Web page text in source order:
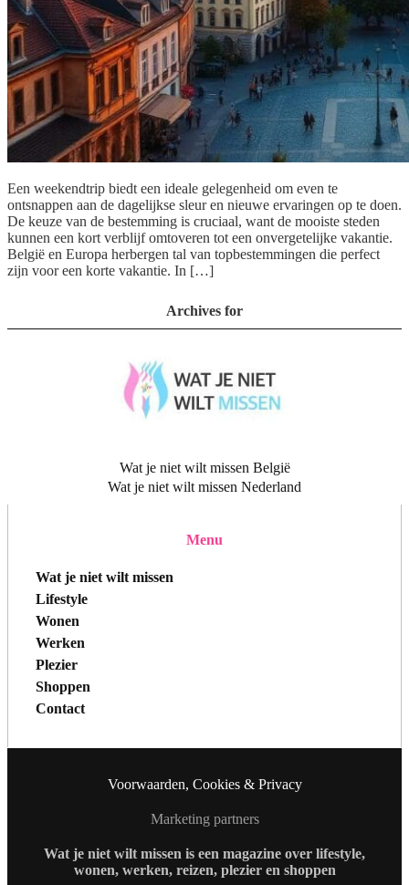
Een weekendtrip biedt een ideale gelegenheid om even te
ontsnappen aan de dagelijkse sleur en nieuwe ervaringen op te doen.
De keuze van de bestemming is cruciaal, want de mooiste steden
kunnen een kort verblijf omtoveren tot een onvergetelijke vakantie.
België en Europa herbergen tal van topbestemmingen die perfect
zijn voor een korte vakantie. In […]
Archives for
Wat je niet wilt missen België
Wat je niet wilt missen Nederland
Menu
Wat je niet wilt missen
Lifestyle
Wonen
Werken
Plezier
Shoppen
Contact
Voorwaarden, Cookies & Privacy
Marketing partners
Wat je niet wilt missen is een magazine over lifestyle,
wonen, werken, reizen, plezier en shoppen